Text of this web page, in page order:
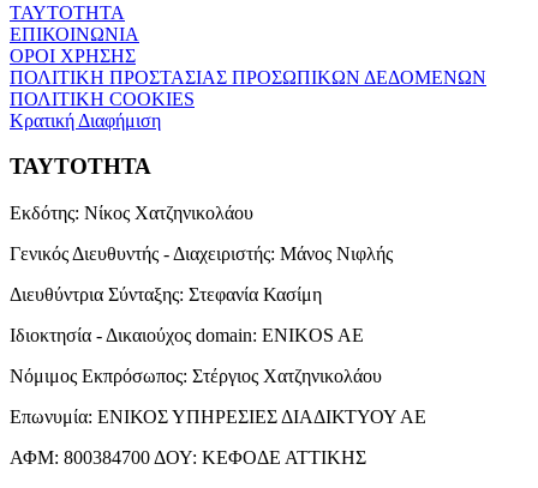
ΤΑΥΤΟΤΗΤΑ
ΕΠΙΚΟΙΝΩΝΙΑ
ΟΡΟΙ ΧΡΗΣΗΣ
ΠΟΛΙΤΙΚΗ ΠΡΟΣΤΑΣΙΑΣ ΠΡΟΣΩΠΙΚΩΝ ΔΕΔΟΜΕΝΩΝ
ΠΟΛΙΤΙΚΗ COOKIES
Κρατική Διαφήμιση
ΤΑΥΤΟΤΗΤΑ
Εκδότης: Νίκος Χατζηνικολάου
Γενικός Διευθυντής - Διαχειριστής: Μάνος Νιφλής
Διευθύντρια Σύνταξης: Στεφανία Κασίμη
Ιδιοκτησία - Δικαιούχος domain: ENIKOS AE
Νόμιμος Εκπρόσωπος: Στέργιος Χατζηνικολάου
Επωνυμία: ΕΝΙΚΟΣ ΥΠΗΡΕΣΙΕΣ ΔΙΑΔΙΚΤΥΟΥ ΑΕ
ΑΦΜ: 800384700 ΔΟΥ: ΚΕΦΟΔΕ ΑΤΤΙΚΗΣ